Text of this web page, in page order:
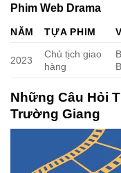
Phim Web Drama
NĂM TỰA PHIM
2023
Chủ tịch giao
hàng
Những Câu Hỏi
Trường Giang